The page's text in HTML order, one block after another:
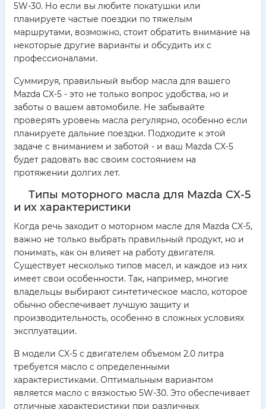
5W-30. Но если вы любите покатушки или
планируете частые поездки по тяжелым
маршрутами, возможно, стоит обратить внимание на
некоторые другие варианты и обсудить их с
профессионалами.
Суммируя, правильный выбор масла для вашего
Mazda CX-5 - это не только вопрос удобства, но и
заботы о вашем автомобиле. Не забывайте
проверять уровень масла регулярно, особенно если
планируете дальние поездки. Подходите к этой
задаче с вниманием и заботой - и ваш Mazda CX-5
будет радовать вас своим состоянием на
протяжении долгих лет.
Типы моторного масла для Mazda CX-5
и их характеристики
Когда речь заходит о моторном масле для Mazda CX-5,
важно не только выбрать правильный продукт, но и
понимать, как он влияет на работу двигателя.
Существует несколько типов масел, и каждое из них
имеет свои особенности. Так, например, многие
владельцы выбирают синтетическое масло, которое
обычно обеспечивает лучшую защиту и
производительность, особенно в сложных условиях
эксплуатации.
В модели CX-5 с двигателем объемом 2.0 литра
требуется масло с определенными
характеристиками. Оптимальным вариантом
является масло с вязкостью 5W-30. Это обеспечивает
отличные характеристики при различных